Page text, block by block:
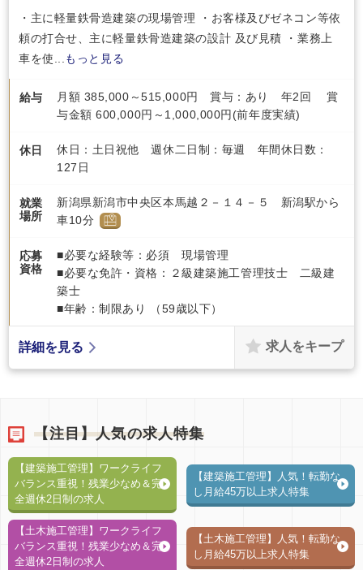
・主に軽量鉄骨造建築の現場管理 ・お客様及びゼネコン等依
頼の打合せ、主に軽量鉄骨造建築の設計 及び見積 ・業務上
車を使...
もっと見る
給与
月額 385,000～515,000円 賞与：あり 年2回 賞
与金額 600,000円～1,000,000円(前年度実績)
休日
休日：土日祝他 週休二日制：毎週 年間休日数：
127日
就業
場所
新潟県新潟市中央区本馬越２－１４－５ 新潟駅から
車10分
応募
資格
■必要な経験等：必須 現場管理
■必要な免許・資格：２級建築施工管理技士 二級建
築士
■年齢：制限あり （59歳以下）
詳細を見る 求人をキープ
【注目】人気の求人特集
【建築施工管理】ワークライフ
バランス重視！残業少なめ＆完
全週休2日制の求人
【建築施工管理】人気！転勤な
し月給45万以上求人特集
【土木施工管理】ワークライフ
バランス重視！残業少なめ＆完
全週休2日制の求人
【土木施工管理】人気！転勤な
し月給45万以上求人特集